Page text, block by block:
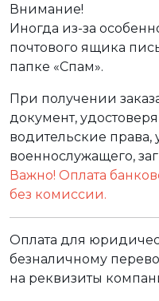
Внимание!
Иногда из-за
почтового ящика
папке «Спам».
При получении
документ,
водительские права,
военнослужащего,
Важно! Оплата
без комиссии.
Оплата для
безналичному
на реквизиты